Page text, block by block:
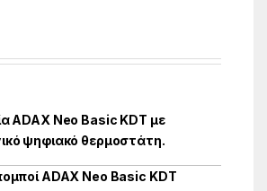
ADAX Neo Basic KDT με
ψηφιακό θερμοστάτη.
ADAX Neo Basic KDT